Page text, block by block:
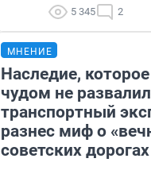
5 345 2
МНЕНИЕ
Наследие, которое
чудом не
транспортный
разнес миф о
советских дорогах